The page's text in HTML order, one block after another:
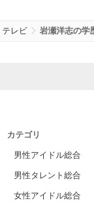
テレビ 岩瀬洋志の学
カテゴリ
男性アイドル総合
男性タレント総合
女性アイドル総合